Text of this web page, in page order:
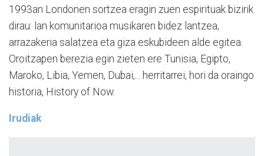
1993an Londonen sortzea eragin zuen espirituak bizirik
dirau: lan komunitarioa musikaren bidez lantzea,
arrazakeria salatzea eta giza eskubideen alde egitea.
Oroitzapen berezia egin zieten ere Tunisia, Egipto,
Maroko, Libia, Yemen, Dubai,... herritarrei, hori da oraingo
historia, History of Now.
Irudiak